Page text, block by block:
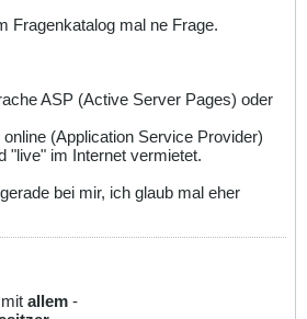
Fragenkatalog mal ne Frage.
ASP (Active Server Pages) oder
(Application Service Provider)
"live" im Internet vermietet.
bei mir, ich glaub mal eher
allem -